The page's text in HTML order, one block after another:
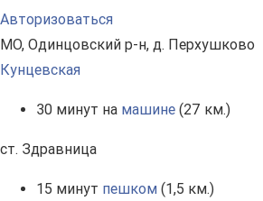
Авторизоваться
МО, Одинцовский р-н, д. Перхушково
Кунцевская
30 минут на машине (27 км.)
ст. Здравница
15 минут пешком (1,5 км.)